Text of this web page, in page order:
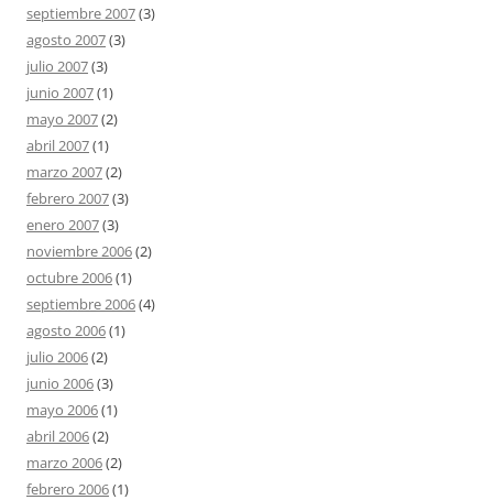
septiembre 2007(3)
agosto 2007(3)
julio 2007(3)
junio 2007(1)
mayo 2007(2)
abril 2007(1)
marzo 2007(2)
febrero 2007(3)
enero 2007(3)
noviembre 2006(2)
octubre 2006(1)
septiembre 2006(4)
agosto 2006(1)
julio 2006(2)
junio 2006(3)
mayo 2006(1)
abril 2006(2)
marzo 2006(2)
febrero 2006(1)